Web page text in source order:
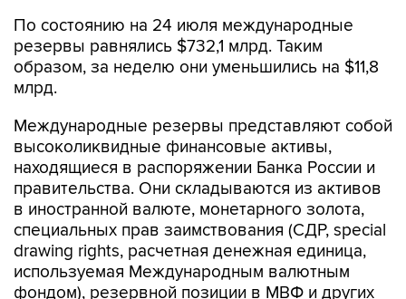
По состоянию на 24 июля международные
резервы равнялись $732,1 млрд. Таким
образом, за неделю они уменьшились на $11,8
млрд.
Международные резервы представляют собой
высоколиквидные финансовые активы,
находящиеся в распоряжении Банка России и
правительства. Они складываются из активов
в иностранной валюте, монетарного золота,
специальных прав заимствования (СДР, special
drawing rights, расчетная денежная единица,
используемая Международным валютным
фондом), резервной позиции в МВФ и других